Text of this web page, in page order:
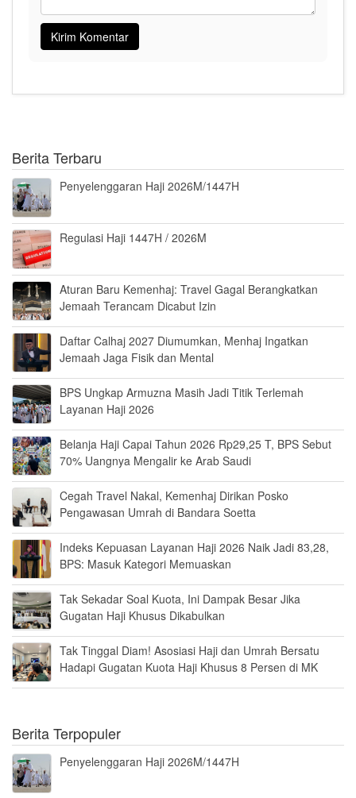
Berita Terbaru
Penyelenggaran Haji 2026M/1447H
Regulasi Haji 1447H / 2026M
Aturan Baru Kemenhaj: Travel Gagal Berangkatkan
Jemaah Terancam Dicabut Izin
Daftar Calhaj 2027 Diumumkan, Menhaj Ingatkan
Jemaah Jaga Fisik dan Mental
BPS Ungkap Armuzna Masih Jadi Titik Terlemah
Layanan Haji 2026
Belanja Haji Capai Tahun 2026 Rp29,25 T, BPS Sebut
70% Uangnya Mengalir ke Arab Saudi
Cegah Travel Nakal, Kemenhaj Dirikan Posko
Pengawasan Umrah di Bandara Soetta
Indeks Kepuasan Layanan Haji 2026 Naik Jadi 83,28,
BPS: Masuk Kategori Memuaskan
Tak Sekadar Soal Kuota, Ini Dampak Besar Jika
Gugatan Haji Khusus Dikabulkan
Tak Tinggal Diam! Asosiasi Haji dan Umrah Bersatu
Hadapi Gugatan Kuota Haji Khusus 8 Persen di MK
Berita Terpopuler
Penyelenggaran Haji 2026M/1447H